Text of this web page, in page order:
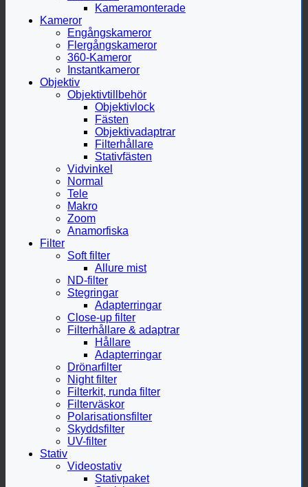
Kameramonterade
Kameror
Engångskameror
Flergångskameror
360-Kameror
Instantkameror
Objektiv
Objektivtillbehör
Objektivlock
Fästen
Objektivadaptrar
Filterhållare
Stativfästen
Vidvinkel
Normal
Tele
Makro
Zoom
Anamorfiska
Filter
Soft filter
Allure mist
ND-filter
Stegringar
Adapterringar
Close-up filter
Filterhållare & adaptrar
Hållare
Adapterringar
Drönarfilter
Night filter
Filterkit, runda filter
Filterväskor
Polarisationsfilter
Skyddsfilter
UV-filter
Stativ
Videostativ
Stativpaket